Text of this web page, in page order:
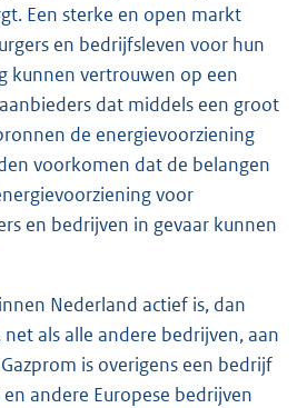
Een sterke en open markt
en bedrijfsleven voor hun
kunnen vertrouwen op een
dat middels een groot
de energievoorziening
voorkomen dat de belangen
voor
en bedrijven in gevaar kunnen
Nederland actief is, dan
als alle andere bedrijven, aan
is overigens een bedrijf
andere Europese bedrijven